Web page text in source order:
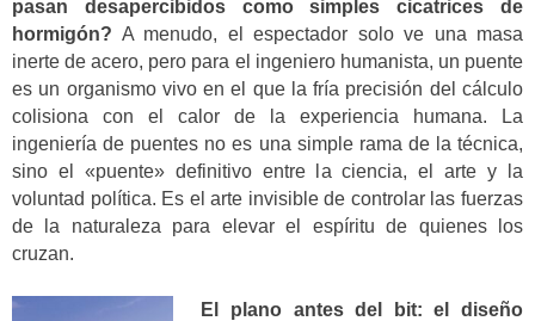
pasan desapercibidos como simples cicatrices de
hormigón? A menudo, el espectador solo ve una masa
inerte de acero, pero para el ingeniero humanista, un puente
es un organismo vivo en el que la fría precisión del cálculo
colisiona con el calor de la experiencia humana. La
ingeniería de puentes no es una simple rama de la técnica,
sino el «puente» definitivo entre la ciencia, el arte y la
voluntad política. Es el arte invisible de controlar las fuerzas
de la naturaleza para elevar el espíritu de quienes los
cruzan.
El plano antes del bit: el diseño